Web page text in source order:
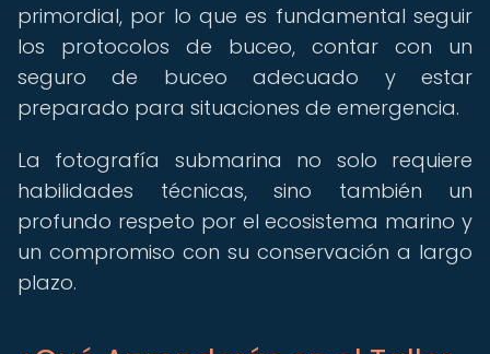
primordial, por lo que es fundamental seguir
los protocolos de buceo, contar con un
seguro de buceo adecuado y estar
preparado para situaciones de emergencia.
La fotografía submarina no solo requiere
habilidades técnicas, sino también un
profundo respeto por el ecosistema marino y
un compromiso con su conservación a largo
plazo.